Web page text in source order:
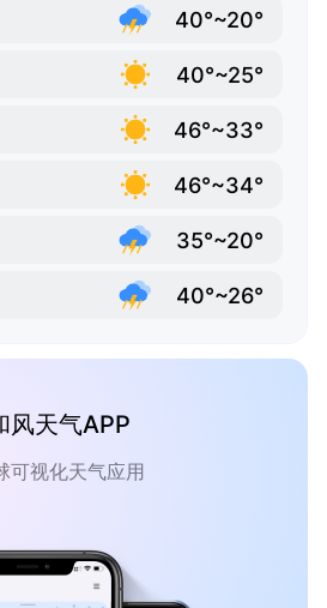
40°~20°
40°~25°
46°~33°
46°~34°
35°~20°
40°~26°
风天气APP
可视化天气应用